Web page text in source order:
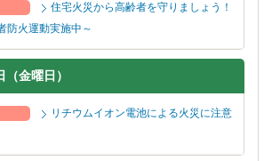
住宅火災から高齢者を守りましょう！
防火運動実施中～
（金曜日）
リチウムイオン電池による火災に注意